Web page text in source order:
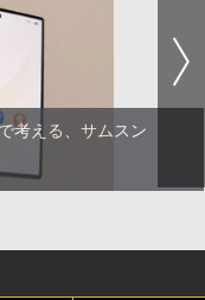
考える、サムスン